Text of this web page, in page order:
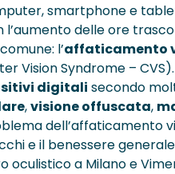
smartphone e
delle ore
l’affaticamento
Vision Syndrome –
digitali secondo
,visione offuscata,
dell’affaticamento
e il benessere
oculistico a Milano e